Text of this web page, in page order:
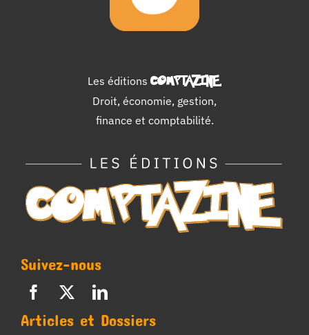
Les éditions COMPTAZINE.
Droit, économie, gestion,
finance et comptabilité.
Suivez-nous
Articles et Dossiers